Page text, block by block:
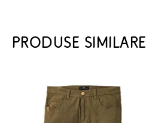
PRODUSE SIMILARE